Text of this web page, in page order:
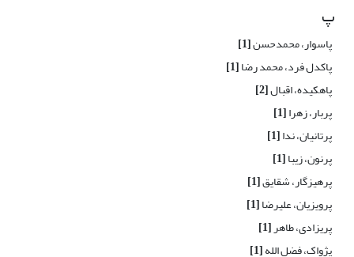
پ
پاسوار، محمدحسن[1]
پاکدل فرد، محمد رضا[1]
پاهکیده، اقبال[2]
پربار، زهرا[1]
پرتانیان، ندا[1]
پرنون، زیبا[1]
پرهیزگار، شقایق[1]
پرویزیان، علیرضا[1]
پریزادی، طاهر[1]
پژواک، فضل الله[1]